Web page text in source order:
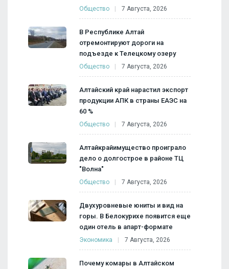
Общество 7 Августа, 2026
В Республике Алтай
отремонтируют дороги на
подъезде к Телецкому озеру
Общество 7 Августа, 2026
Алтайский край нарастил экспорт
продукции АПК в страны ЕАЭС на
60 %
Общество 7 Августа, 2026
Алтайкрайимущество проиграло
дело о долгострое в районе ТЦ
"Волна"
Общество 7 Августа, 2026
Двухуровневые юниты и вид на
горы. В Белокурихе появится еще
один отель в апарт-формате
Экономика 7 Августа, 2026
Почему комары в Алтайском